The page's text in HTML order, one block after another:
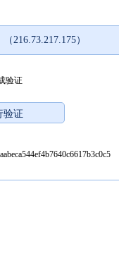
216.73.217.175）
验证